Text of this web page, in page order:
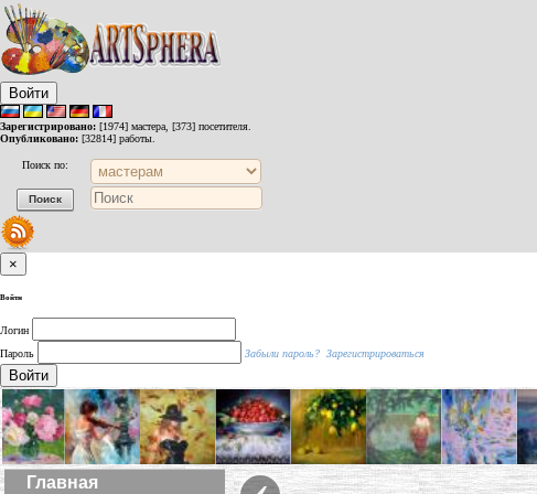
Войти
Зарегистрировано: [1974] мастера, [373] посетителя.
Опубликовано: [32814] работы.
Поиск по:
×
Войти
Логин
Пароль
Забыли пароль? Зарегистрироваться
Войти
Главная